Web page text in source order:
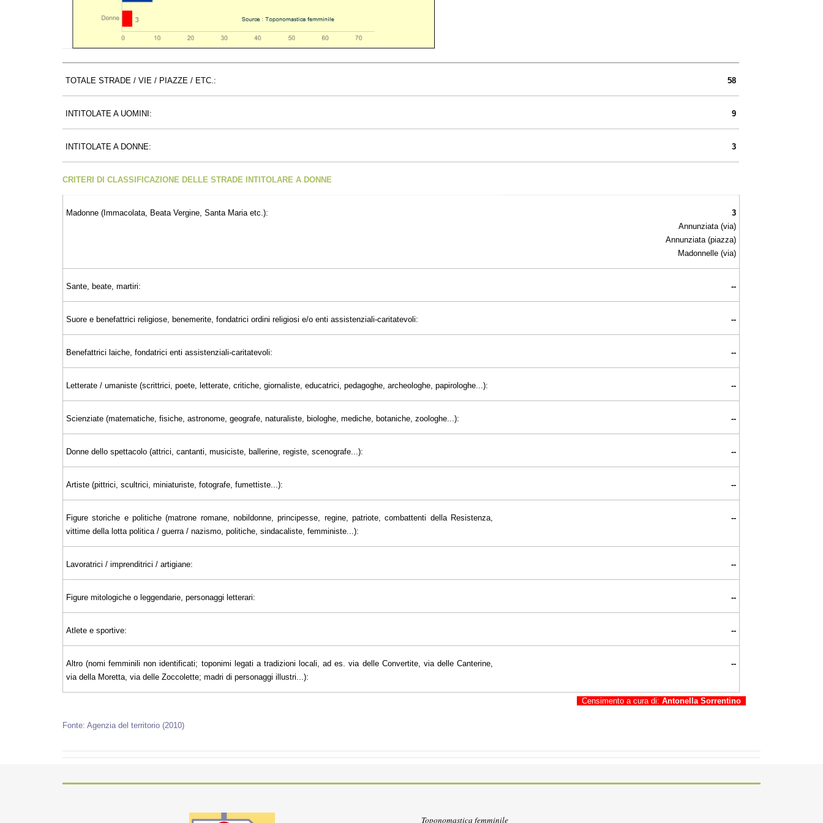
TOTALE STRADE / VIE / PIAZZE / ETC.: 58
INTITOLATE A UOMINI: 9
INTITOLATE A DONNE: 3
CRITERI DI CLASSIFICAZIONE DELLE STRADE INTITOLARE A DONNE
Madonne (Immacolata, Beata Vergine, Santa Maria etc.):
3
Annunziata (via)
Annunziata (piazza)
Madonnelle (via)
Sante, beate, martiri: --
Suore e benefattrici religiose, benemerite, fondatrici ordini religiosi e/o enti assistenziali-caritatevoli: --
Benefattrici laiche, fondatrici enti assistenziali-caritatevoli: --
Letterate / umaniste (scrittrici, poete, letterate, critiche, giornaliste, educatrici, pedagoghe, archeologhe, papirologhe...): --
Scienziate (matematiche, fisiche, astronome, geografe, naturaliste, biologhe, mediche, botaniche, zoologhe...): --
Donne dello spettacolo (attrici, cantanti, musiciste, ballerine, registe, scenografe...): --
Artiste (pittrici, scultrici, miniaturiste, fotografe, fumettiste...): --
Figure storiche e politiche (matrone romane, nobildonne, principesse, regine, patriote, combattenti della Resistenza,
vittime della lotta politica / guerra / nazismo, politiche, sindacaliste, femministe...):
--
Lavoratrici / imprenditrici / artigiane: --
Figure mitologiche o leggendarie, personaggi letterari: --
Atlete e sportive: --
Altro (nomi femminili non identificati; toponimi legati a tradizioni locali, ad es. via delle Convertite, via delle Canterine,
via della Moretta, via delle Zoccolette; madri di personaggi illustri...):
--
Censimento a cura di: Antonella Sorrentino
Fonte: Agenzia del territorio (2010)
Toponomastica femminile